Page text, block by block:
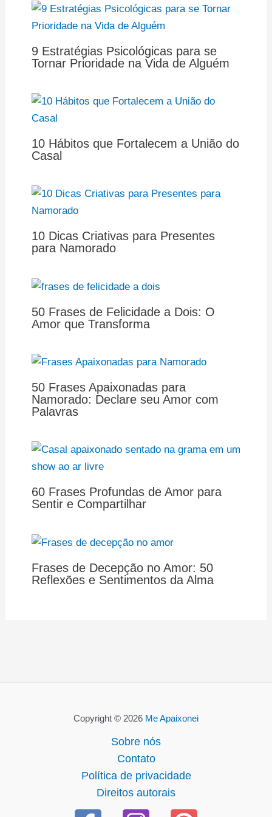
9 Estratégias Psicológicas para se
Tornar Prioridade na Vida de Alguém
10 Hábitos que Fortalecem a União do
Casal
10 Dicas Criativas para Presentes
para Namorado
50 Frases de Felicidade a Dois: O
Amor que Transforma
50 Frases Apaixonadas para
Namorado: Declare seu Amor com
Palavras
60 Frases Profundas de Amor para
Sentir e Compartilhar
Frases de Decepção no Amor: 50
Reflexões e Sentimentos da Alma
Copyright © 2026 Me Apaixonei
Sobre nós
Contato
Política de privacidade
Direitos autorais